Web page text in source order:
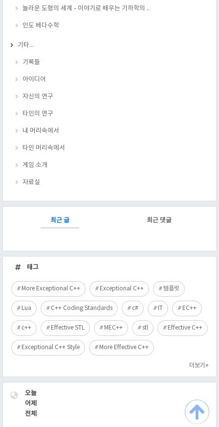
놀라운 도형의 세계 - 이야기로 배우는 기하학의 ..
인도 베다수학
기타...
기록들
아이디어
자신의 연구
타인의 연구
내 머리속에서
타인 머리속에서
게임 소개
자료실
최근 글 최근 댓글
근
글
태그
More Exceptional C++ Exceptional C++ 템플릿
Lua C++ Coding Standards c# IT EC++
c++ Effective STL MEC++ stl Effective C++
Exceptional C++ Style More Effective C++
더보기+
VISITOR
오늘
어제
전체